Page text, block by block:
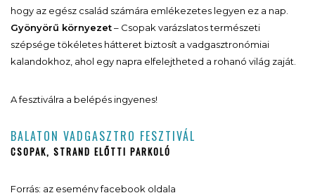
hogy az egész család számára emlékezetes legyen ez a nap.
Gyönyörű környezet– Csopak varázslatos természeti
szépsége tökéletes hátteret biztosít a vadgasztronómiai
kalandokhoz, ahol egy napra elfelejtheted a rohanó világ zaját.
A fesztiválra a belépés ingyenes!
BALATON VADGASZTRO FESZTIVÁL
CSOPAK, STRAND ELŐTTI PARKOLÓ
Forrás: az esemény facebook oldala